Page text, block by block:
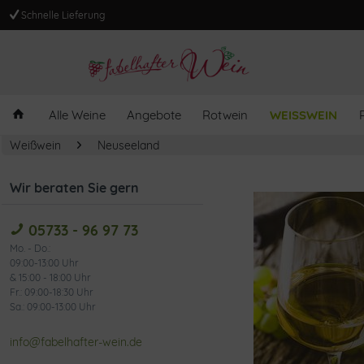
Schnelle Lieferung
Alle Weine Angebote Rotwein WEISSWEIN
Weißwein Neuseeland
Wir beraten Sie gern
05733 - 96 97 73
Mo. - Do.:
09:00-13:00 Uhr
& 15:00 - 18:00 Uhr
Fr.: 09:00-18:30 Uhr
Sa.: 09:00-13:00 Uhr
info@fabelhafter-wein.de